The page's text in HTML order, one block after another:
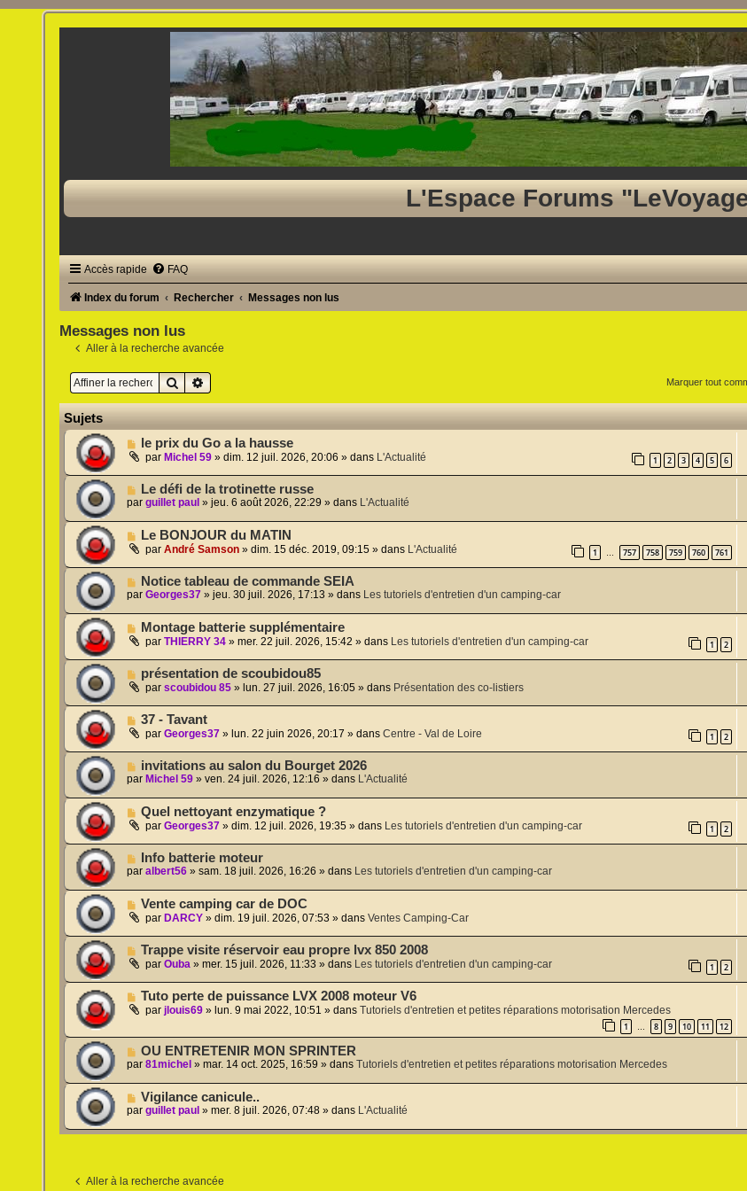
L'Espace Forums
Accès rapide FAQ
Index du forum Rechercher Messages non lus
Messages non lus
Aller à la recherche avancée
RechercherRecherche avancée Marquer tout
Sujets
N
o
u
v
e
a
m
e
s
s
a
g
e
le prix du Go a la hausse
parMichel 59 »dim. 12 juil. 2026, 20:06 » dans L'Actualité 1 2 3 4 5 6
N
o
v
e
a
m
e
s
s
a
g
e
Le défi de la trotinette russe
parguillet paul »jeu. 6 août 2026, 22:29 » dans L'Actualité
N
o
u
v
e
a
m
e
s
s
a
g
e
Le BONJOUR du MATIN
parAndré Samson »dim. 15 déc. 2019, 09:15 » dans L'Actualité 1 … 757 758 759 760 761
N
o
v
e
a
e
s
s
a
g
e
Notice tableau de commande SEIA
parGeorges37 »jeu. 30 juil. 2026, 17:13 » dans Les tutoriels d'entretien d'un camping-car
N
o
u
v
e
a
m
e
s
s
a
g
e
Montage batterie supplémentaire
parTHIERRY 34 »mer. 22 juil. 2026, 15:42 » dans Les tutoriels d'entretien d'un camping-car 1 2
N
o
u
v
e
a
m
e
s
s
a
g
e
présentation de scoubidou85
parscoubidou 85 »lun. 27 juil. 2026, 16:05 » dans Présentation des co-listiers
N
o
u
v
e
a
m
e
s
s
a
g
e
37 - Tavant
parGeorges37 »lun. 22 juin 2026, 20:17 » dansCentre - Val de Loire 1 2
N
o
v
e
a
m
e
s
s
a
g
e
invitations au salon du Bourget 2026
parMichel 59 »ven. 24 juil. 2026, 12:16 » dans L'Actualité
N
o
u
v
a
m
e
s
s
a
g
e
Quel nettoyant enzymatique ?
parGeorges37 »dim. 12 juil. 2026, 19:35 » dans Les tutoriels d'entretien d'un camping-car 1 2
N
o
v
e
a
m
e
s
s
a
g
e
Info batterie moteur
paralbert56 »sam. 18 juil. 2026, 16:26 » dans Les tutoriels d'entretien d'un camping-car
N
o
u
v
a
m
e
s
a
g
e
Vente camping car de DOC
parDARCY »dim. 19 juil. 2026, 07:53 » dansVentes Camping-Car
N
o
u
v
a
m
e
s
s
a
g
e
Trappe visite réservoir eau propre lvx 850 2008
parOuba »mer. 15 juil. 2026, 11:33 » dans Les tutoriels d'entretien d'un camping-car 1 2
N
o
u
e
a
u
m
e
s
s
a
Tuto perte de puissance LVX 2008 moteur V6
parjlouis69 »lun. 9 mai 2022, 10:51 » dansTutoriels d'entretien et petites réparations motorisation Mercedes
1 … 8 9 10 11 12
N
o
v
e
a
m
a
OU ENTRETENIR MON SPRINTER
par81michel »mar. 14 oct. 2025, 16:59 » dansTutoriels d'entretien et petites réparations motorisation Mercedes
N
o
v
m
Vigilance canicule..
parguillet paul »mer. 8 juil. 2026, 07:48 » dans L'Actualité
Aller à la recherche avancée